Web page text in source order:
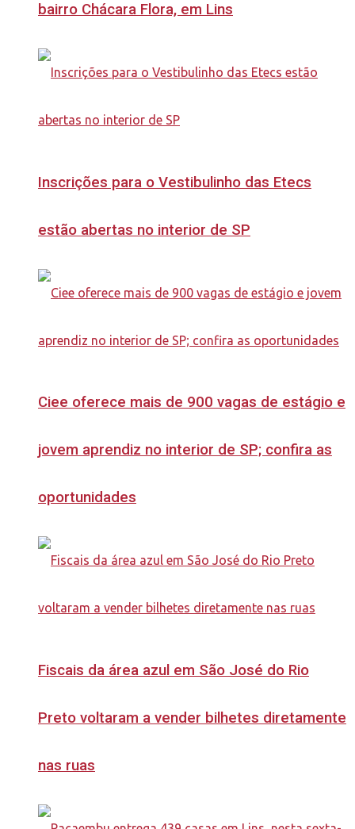
bairro Chácara Flora, em Lins
Inscrições para o Vestibulinho das Etecs
estão abertas no interior de SP
Ciee oferece mais de 900 vagas de estágio e
jovem aprendiz no interior de SP; confira as
oportunidades
Fiscais da área azul em São José do Rio
Preto voltaram a vender bilhetes diretamente
nas ruas